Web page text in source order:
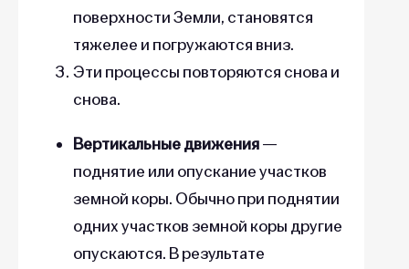
поверхности Земли, становятся
тяжелее и погружаются вниз.
Эти процессы повторяются снова и
снова.
Вертикальные движения—
поднятие или опускание участков
земной коры. Обычно при поднятии
одних участков земной коры другие
опускаются. В результате